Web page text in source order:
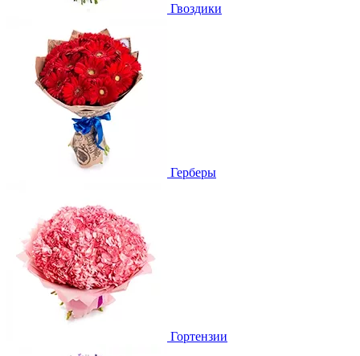
Гвоздики
Герберы
Гортензии